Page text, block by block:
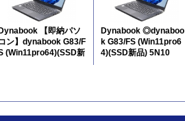
Dynabook 【即納パソ
ン】dynabook G83/F
(Win11pro64)(SSD新
Dynabook ◎dynaboo
k G83/FS (Win11pro6
4)(SSD新品) 5N10